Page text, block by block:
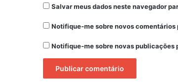
Salvar meus dados neste navegador
Notifique-me sobre novos comentários
Notifique-me sobre novas publicações